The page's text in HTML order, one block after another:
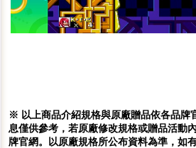
※ 以上商品介紹規格與原廠贈品依各品牌
息僅供參考，若原廠修改規格或贈品活動
牌官網。以原廠規格所公布資料為準，如